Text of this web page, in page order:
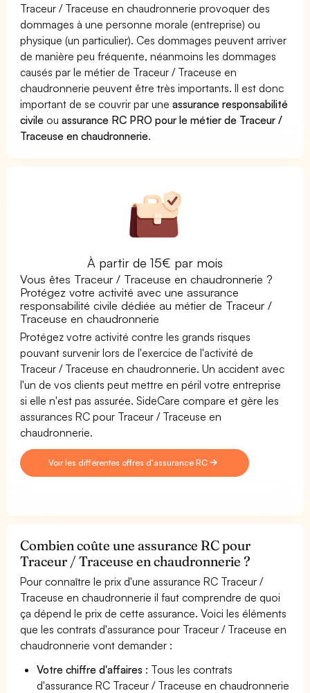
Traceur / Traceuse en chaudronnerie provoquer des
dommages à une personne morale (entreprise) ou
physique (un particulier). Ces dommages peuvent arriver
de manière peu fréquente, néanmoins les dommages
causés par le métier de Traceur / Traceuse en
chaudronnerie peuvent être très importants. Il est donc
important de se couvrir par uneassurance responsabilité
civile ouassurance RC PRO pour le métier de Traceur /
Traceuse en chaudronnerie.
À partir de 15€ par mois
Vous êtes Traceur / Traceuse en chaudronnerie ?
Protégez votre activité avec une assurance
responsabilité civile dédiée au métier de Traceur /
Traceuse en chaudronnerie
Protégez votre activité contre les grands risques
pouvant survenir lors de l'exercice de l'activité de
Traceur / Traceuse en chaudronnerie. Un accident avec
l'un de vos clients peut mettre en péril votre entreprise
si elle n'est pas assurée. SideCare compare et gère les
assurances RC pour Traceur / Traceuse en
chaudronnerie.
Voir les différentes offres d'assurance RC
Combien coûte une assurance RC pour
Traceur / Traceuse en chaudronnerie ?
Pour connaître le prix d'une assurance RC Traceur /
Traceuse en chaudronnerie il faut comprendre de quoi
ça dépend le prix de cette assurance. Voici les éléments
que les contrats d'assurance pour Traceur / Traceuse en
chaudronnerie vont demander :
Votre chiffre d'affaires : Tous les contrats
d'assurance RC Traceur / Traceuse en chaudronnerie